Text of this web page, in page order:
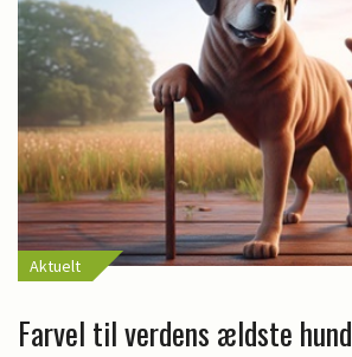
Aktuelt
Farvel til verdens ældste hund